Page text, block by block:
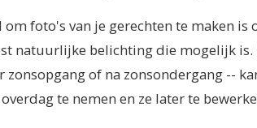
om foto's van je gerechten te maken
natuurlijke belichting die mogelijk
zonsopgang of na zonsondergang --
te nemen en ze later te